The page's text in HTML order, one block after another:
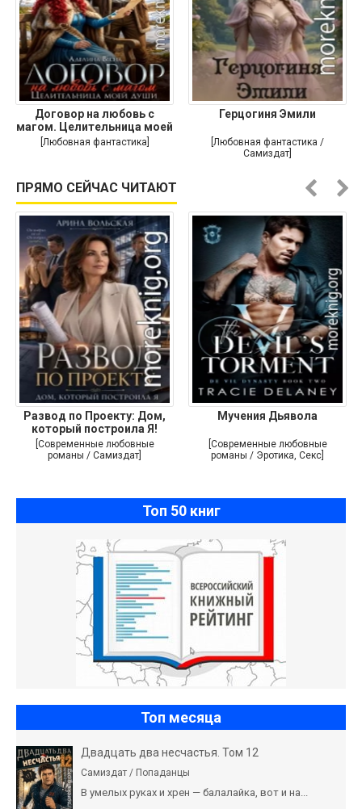
Договор на любовь с
магом. Целительница моей
души
[Любовная фантастика]
Герцогиня Эмили
[Любовная фантастика /
Самиздат]
ПРЯМО СЕЙЧАС ЧИТАЮТ
Развод по Проекту: Дом,
который построила Я!
[Современные любовные
романы / Самиздат]
Мучения Дьявола
[Современные любовные
романы / Эротика, Секс]
Топ 50 книг
Топ месяца
Двадцать два несчастья. Том 12
Самиздат / Попаданцы
В умелых руках и хрен — балалайка, вот и на...